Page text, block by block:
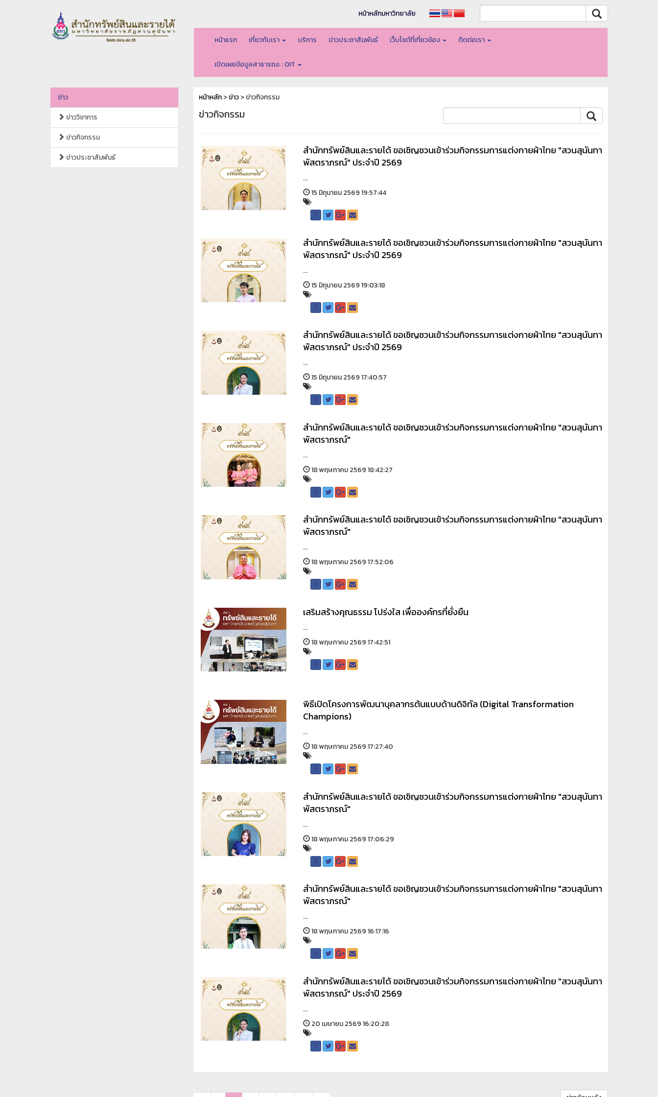
หน้าหลักมหาวิทยาลัย
หน้าแรก เกี่ยวกับเรา บริการ ข่าวประชาสัมพันธ์ เว็บไซต์ที่เกี่ยวข้อง ติดต่อเรา
เปิดเผยข้อมูลสาธารณะ : OIT
ข่าว
ข่าววิชาการ
ข่าวกิจกรรม
ข่าวประชาสัมพันธ์
หน้าหลัก>ข่าว> ข่าวกิจกรรม
ข่าวกิจกรรม
สำนักทรัพย์สินและรายได้ ขอเชิญชวนเข้าร่วมกิจกรรมการแต่งกายผ้าไทย "สวนสุนันทา
พัสตราภรณ์" ประจำปี 2569
...
15 มิถุนายน 2569 19:57:44
สำนักทรัพย์สินและรายได้ ขอเชิญชวนเข้าร่วมกิจกรรมการแต่งกายผ้าไทย "สวนสุนันทา
พัสตราภรณ์" ประจำปี 2569
...
15 มิถุนายน 2569 19:03:18
สำนักทรัพย์สินและรายได้ ขอเชิญชวนเข้าร่วมกิจกรรมการแต่งกายผ้าไทย "สวนสุนันทา
พัสตราภรณ์" ประจำปี 2569
...
15 มิถุนายน 2569 17:40:57
สำนักทรัพย์สินและรายได้ ขอเชิญชวนเข้าร่วมกิจกรรมการแต่งกายผ้าไทย "สวนสุนันทา
พัสตราภรณ์"
...
18 พฤษภาคม 2569 18:42:27
สำนักทรัพย์สินและรายได้ ขอเชิญชวนเข้าร่วมกิจกรรมการแต่งกายผ้าไทย "สวนสุนันทา
พัสตราภรณ์"
...
18 พฤษภาคม 2569 17:52:06
เสริมสร้างคุณธรรม โปร่งใส เพื่อองค์กรที่ยั่งยืน
...
18 พฤษภาคม 2569 17:42:51
พิธีเปิดโครงการพัฒนาบุคลากรต้นแบบด้านดิจิทัล (Digital Transformation
Champions)
...
18 พฤษภาคม 2569 17:27:40
สำนักทรัพย์สินและรายได้ ขอเชิญชวนเข้าร่วมกิจกรรมการแต่งกายผ้าไทย "สวนสุนันทา
พัสตราภรณ์"
...
18 พฤษภาคม 2569 17:06:29
สำนักทรัพย์สินและรายได้ ขอเชิญชวนเข้าร่วมกิจกรรมการแต่งกายผ้าไทย "สวนสุนันทา
พัสตราภรณ์"
...
18 พฤษภาคม 2569 16:17:16
สำนักทรัพย์สินและรายได้ ขอเชิญชวนเข้าร่วมกิจกรรมการแต่งกายผ้าไทย "สวนสุนันทา
พัสตราภรณ์" ประจำปี 2569
...
20 เมษายน 2569 16:20:28